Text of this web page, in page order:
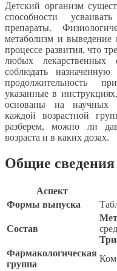
Детский организм
способности
препараты.
метаболизм и выведение
процессе развития, что
любых лекарственных
соблюдать
продолжительность
указанные в
основаны на научных
каждой возрастной
разберем, можно ли
возраста и в каких дозах.
Общие сведения
Аспект
Формы выпуска
Состав
Фармакологическая
группа